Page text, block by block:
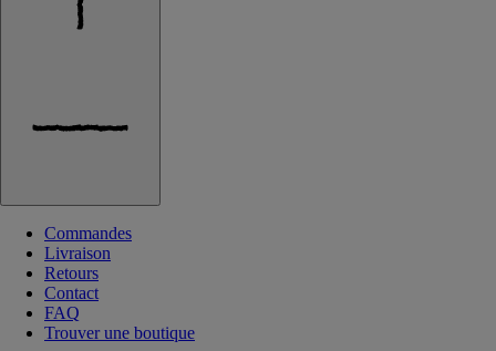
Commandes
Livraison
Retours
Contact
FAQ
Trouver une boutique